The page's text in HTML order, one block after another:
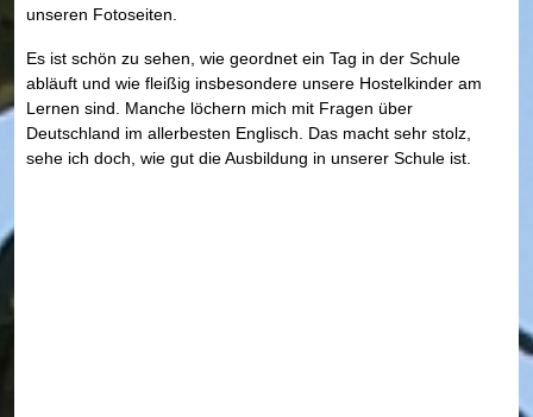
unseren Fotoseiten.
Es ist schön zu sehen, wie geordnet ein Tag in der Schule
abläuft und wie fleißig insbesondere unsere Hostelkinder am
Lernen sind. Manche löchern mich mit Fragen über
Deutschland im allerbesten Englisch. Das macht sehr stolz,
sehe ich doch, wie gut die Ausbildung in unserer Schule ist.